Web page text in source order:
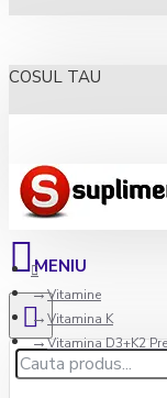
COSUL TAU
Vitamine
Vitamina K
Vitamina D3+K2